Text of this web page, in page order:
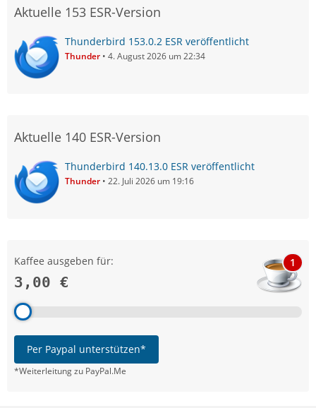
Aktuelle 153 ESR-Version
Thunderbird 153.0.2 ESR veröffentlicht
Thunder 4. August 2026 um 22:34
Aktuelle 140 ESR-Version
Thunderbird 140.13.0 ESR veröffentlicht
Thunder 22. Juli 2026 um 19:16
Kaffee ausgeben für:
3,00 €
1
Per Paypal unterstützen*
*Weiterleitung zu PayPal.Me